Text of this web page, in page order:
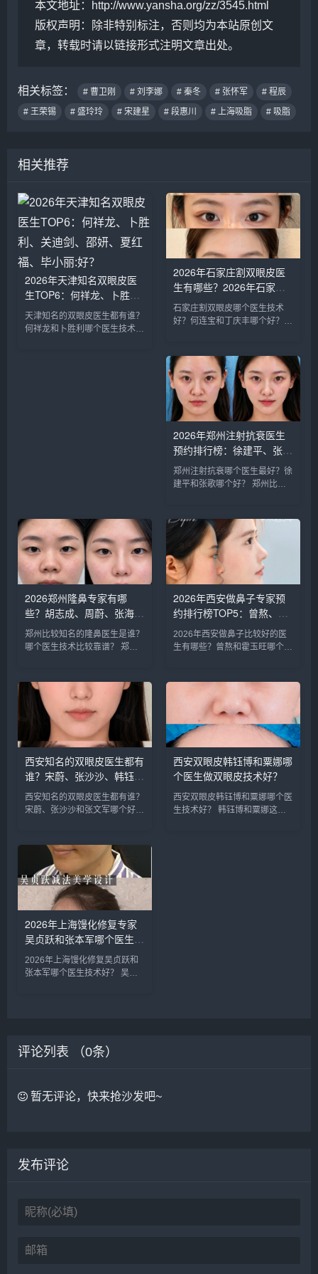
本文地址：
http://www.yansha.org/zz/3545.html
版权声明：
除非特别标注，否则均为本站原创文
章，转载时请以链接形式注明文章出处。
相关标签： # 曹卫刚 # 刘李娜 # 秦冬 # 张怀军
# 程辰
# 王荣锡
# 盛玲玲 # 宋建星 # 段惠川 # 上海吸脂 # 吸脂
相关推荐
2026年天津知名双眼皮医
生TOP6：何祥龙、卜胜
利、关迪剑、邵妍、夏红
福、毕小丽:好？
天津知名的双眼皮医生都有谁？
何祥龙和卜胜利哪个医生技术比
2026年石家庄割双眼皮医
生有哪些？2026年石家庄
双眼皮专家预约排行榜前十
名大全
石家庄割双眼皮哪个医生技术
好？何连宝和丁庆丰哪个好？
丁庆丰、崔剑、张洁、王亚斌、
马云鹏、张玉辉、李海霞等，哪
个医生技术更好呢？我们一起来
分析下...
2026年郑州注射抗衰医生
预约排行榜：徐建平、张
歌、赵永华、张婉霞、王妍
芝、唐喜、李娟、朱怡梦哪
郑州注射抗衰哪个医生最好？徐
建平和张歌哪个好？ 郑州比较
芝、唐喜、李娟、朱怡梦。徐建
平和张歌医生是咨询和预约最多
的医生，咨询预约添加微信号：
bia...
2026郑州隆鼻专家有哪
些？胡志成、周蔚、张海
洋、王启立、张鹏、李冰谁
做鼻子更好？
郑州比较知名的隆鼻医生是谁？
哪个医生技术比较靠谱？ 郑州
李冰等，胡医生和张医生咨询和
预约的人最多，技术也更靠谱
些，咨询预约添加微信号：
bianm...
2026年西安做鼻子专家预
约排行榜TOP5：曾熬、霍
玉旺、房志强、蒋立、刘宝
军哪个更好？
2026年西安做鼻子比较好的医
生有哪些？曾熬和霍玉旺哪个更
立、刘宝军等，医生的技术都很
靠谱，案例也非常多，对比的
话，建议实地面诊，曾医生和霍
医生是...
西安知名的双眼皮医生都有
谁？宋蔚、张沙沙、韩钰
博、王璇、张文军谁做双眼
皮更好？
西安知名的双眼皮医生都有谁？
宋蔚、张沙沙和张文军哪个好？
等，这几位医生都是咨询和预约
最多的，双眼皮案例比较多，咨
询预约添加微信号：bianme...
西安双眼皮韩钰博和粟娜哪
个医生做双眼皮技术好？
西安双眼皮韩钰博和粟娜哪个医
生技术好？ 韩钰博和粟娜这两
2026年上海馒化修复专家
吴贞跃和张本军哪个医生做
馒化修复技术好？
2026年上海馒化修复吴贞跃和
张本军哪个医生技术好？ 吴贞
下，...
评论列表 （0条）
暂无评论，快来抢沙发吧~
发布评论